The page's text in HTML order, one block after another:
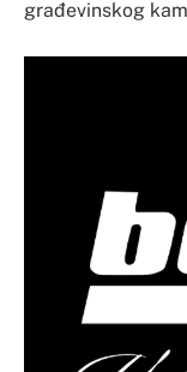
građevinskog